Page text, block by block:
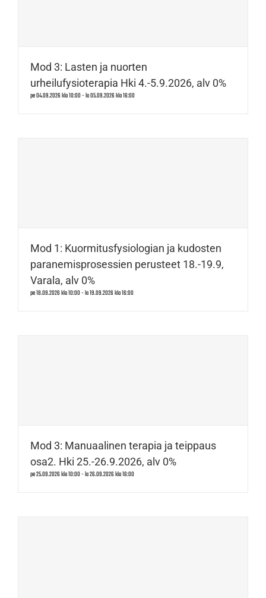
Mod 3: Lasten ja nuorten
urheilufysioterapia Hki 4.-5.9.2026, alv 0%
pe 04.09.2026 klo 10:00-la 05.09.2026 klo 16:00
Mod 1: Kuormitusfysiologian ja kudosten
paranemisprosessien perusteet 18.-19.9,
Varala, alv 0%
pe 18.09.2026 klo 10:00-la 19.09.2026 klo 16:00
Mod 3: Manuaalinen terapia ja teippaus
osa2. Hki 25.-26.9.2026, alv 0%
pe 25.09.2026 klo 10:00-la 26.09.2026 klo 16:00